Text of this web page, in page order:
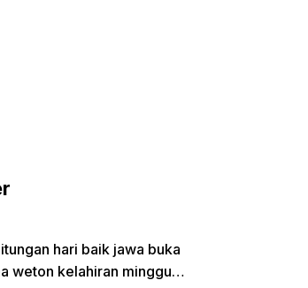
hari baik jawa buka
weton kelahiran minggu